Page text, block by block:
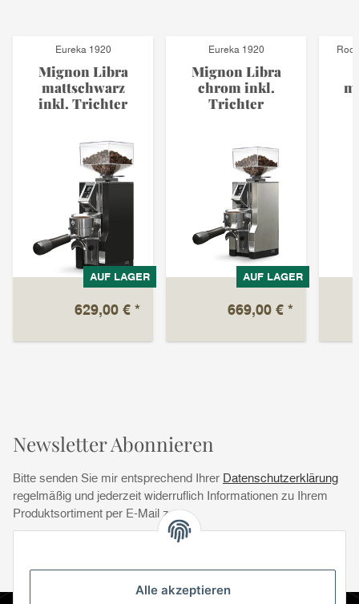
Alle akzeptieren
Eureka 1920
Mignon Libra
mattschwarz
inkl. Trichter
AUF LAGER
629,00 € *
Eureka 1920
Mignon Libra
chrom inkl.
Trichter
AUF LAGER
669,00 € *
Newsletter Abonnieren
Bitte senden Sie mir entsprechend Ihrer Datenschutzerklärung
regelmäßig und jederzeit widerruflich Informationen zu Ihrem
Produktsortiment per E-Mail zu.
Newsletter Abonnieren